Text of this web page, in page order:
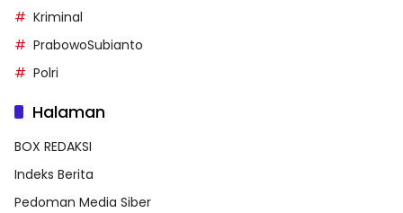
Kriminal
PrabowoSubianto
Polri
Halaman
BOX REDAKSI
Indeks Berita
Pedoman Media Siber